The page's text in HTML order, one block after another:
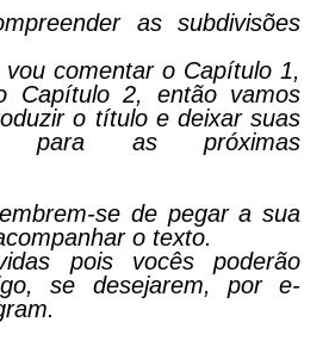
as subdivisões
comentar o Capítulo 1,
2, então vamos
o título e deixar suas
para as próximas
se de pegar a sua
o texto.
pois vocês poderão
se desejarem, por e-